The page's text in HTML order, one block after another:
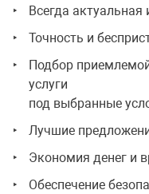
Всегда
Точность и
Подбор
услуги
под выбранные
Лучшие
Экономия денег и
Обеспечение